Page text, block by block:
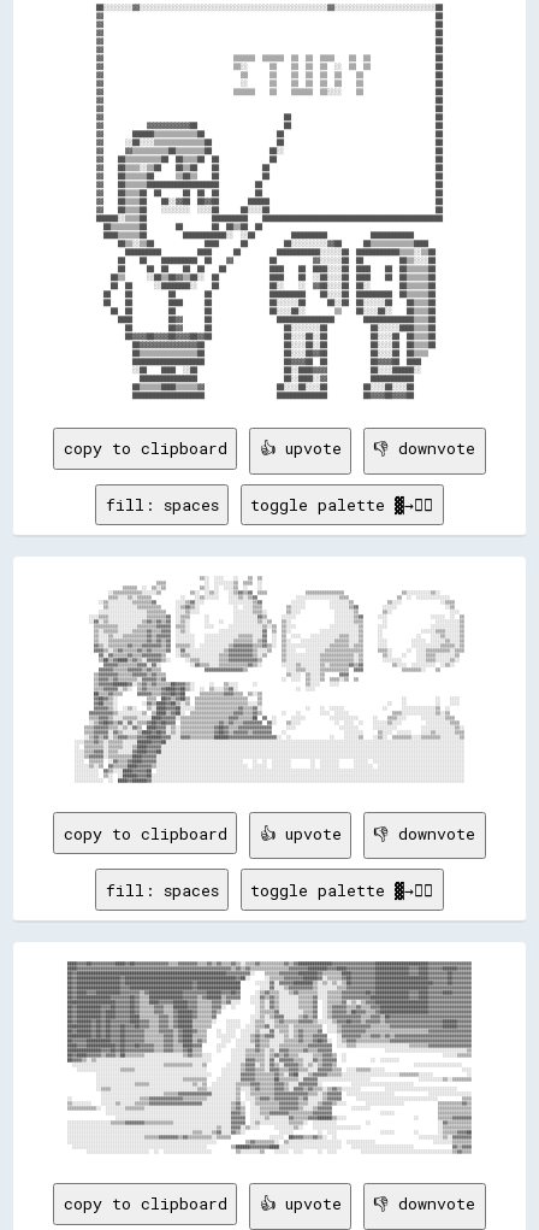
██░░░░░░░░▓▓░░░░░░░░░░░░░░░░░░░░░░░░░░░░░░░░░░░░░░░░░░░░░░░░░░░░▓▓░░░░░░░░░░░░░░░░░░░░░░░░░░░░██
▓▓                                                                                            ██
▓▓                                                                                            ██
▓▓                                                                                            ██
▓▓                                                                                            ██
▓▓                                                                                            ██
▓▓                                    ▒▒▒▒▒▒  ▒▒▒▒▒▒  ▒▒  ▒▒  ▒▒▒▒    ▒▒  ▒▒                  ██
▓▓                                    ▒▒░░      ▒▒    ▒▒  ▒▒  ▒▒  ░░  ▒▒  ▒▒                  ██
▓▓                                      ▒▒      ▒▒    ▒▒  ▒▒  ▒▒  ▒▒    ▒▒                    ██
▓▓                                      ░░      ▒▒    ▒▒  ▒▒  ▒▒  ▒▒    ▒▒                    ██
▓▓                                    ▒▒▒▒▒▒    ▒▒    ▒▒▒▒▒▒  ▒▒░░░░    ▒▒                    ██
▓▓                                                                                            ██
▓▓                                                                                            ██
▓▓                                                  ██                                        ██
▓▓            ▓▓▓▓▓▓▓▓▓▓▓▓██                        ██                                        ██
▓▓        ██████▒▒▒▒▒▒▒▒▒▒▒▒██                    ██                                          ██
▓▓      ░░██░░░░▒▒▒▒▒▒▒▒▒▒▒▒▒▒██                  ██                                          ██
▓▓      ▓▓▒▒▒▒▒▒▒▒▒▒██▒▒▒▒▒▒▒▒██                ██░░                                          ██
▓▓    ██▒▒▒▒▒▒▒▒▒▒██  ██▒▒▒▒██  ██              ██                                            ██
▓▓    ██▒▒▒▒░░▒▒██    ██▒▒██    ██            ██                                              ██
▓▓    ██▒▒▒▒▒▒██      ▒▒██▒▒    ██            ██                                              ██
▓▓    ██▒▒▒▒▒▒████████████████████          ██                                                ██
▓▓    ██▒▒▒▒██  ██      ██  ██  ██          ██                                                ██
▓▓    ██▒▒▒▒██    ██░░▓▓██  ██▓▓██        ██████                                              ██
▓▓    ██▒▒▒▒██    ░░░░░░░░  ░░░░██      ██░░░░██                                              ██
██████░░▒▒▒▒██                  ██████████    ██████████████████████████████████████████████████
  ██▒▒▒▒▒▒▒▒██        ██        ██  ██▒▒██  ██
  ████▒▒▒▒▒▒██          ████████████░░  ░░██          ██████████            ████████████
      ██▒▒░░▒▒██              ████      ██          ██░░░░░░░░░░▓▓██      ██▒▒▒▒▒▒▒▒▒▒▒▒████
        ██████████          ████      ██          ████████████░░░░░░██  ████████████▒▒▒▒░░▒▒██
      ██    ██    ██████████  ██    ▓▓          ██          ▓▓░░░░░░██  ██          ██▒▒░░░░██
      ██      ██  ██    ██  ██    ██            ████    ██  ████░░░░██  ████    ██  ██▒▒▒▒▒▒██
    ██▒▒      ░░██▒▒██▓▓▒▒██░░  ██              ████    ██  ░░██░░░░██  ████    ██  ██▒▒▒▒▒▒██
    ██  ██      ░░████████░░    ██              ██░░    ░░  ▓▓██░░░░██  ██░░        ██▒▒▒▒▒▒██
  ██    ██          ██        ██                ██████████    ██░░░░██  ██████████  ██▒▒▒▒▒▒██
  ██    ██          ████      ██                ██░░░░░░██      ██░░██  ██░░░░░░██    ██▒▒▒▒██
    ██  ██          ██        ██                ██░░░░██░░        ▒▒    ██░░░░██░░    ██▒▒▒▒██
      ████          ██▓▓      ██                  ████████████████        ██████████████▒▒▒▒██
        ██          ██▓▓      ██                    ██░░░░░░░░██            ██░░░░░░████▒▒▒▒██
        ██▓▓▓▓██▓▓▓▓██▓▓▓▓██▓▓██                    ██░░░░██░░██            ██░░░░██  ██▒▒▒▒██
          ██▓▓▓▓▓▓▓▓▓▓▓▓▓▓▓▓██                      ██░░░░██░░██            ██░░░░██  ██▒▒▒▒██
          ██▒▒▒▒▒▒▒▒▒▒▒▒▒▒▒▒██                      ██░░░░██▓▓██            ██░░░░██  ██▒▒▒▒
          ████████████████████                      ██▓▓▓▓██  ██            ██▓▓▓▓██  ████
          ░░██    ████  ░░██                        ██░░████▓▓▓▓            ██░░░░██████░░
            ████████████████                        ██░░████░░▓▓            ████████████
          ██▒▒▒▒▒▒████▒▒▒▒▒▒▓▓                    ██░░░░██░░░░██          ██░░░░██░░░░██
copy to clipboard 👍 upvote 👎 downvote
fill: spaces toggle palette ▓→✊🏽
copy to clipboard 👍 upvote 👎 downvote
fill: spaces toggle palette ▓→✊🏽
████▓▓▓▓██▓▓▓▓▓▓▓▓▓▓████▓▓██▓▓▓▓▓▓▓▓▓▓▓▓▓▓▒▒▒▒▓▓▓▓▓▓▓▓▒▒▒▒▓▓▒▒▓▓▒▒▒▒▓▓▒▒░░▒▒▒▒▓▓▒▒▒▒▒▒▒▒▒▒▓▓▒▒▓▓██████████████▓▓▓▓▓▓▓▓▓▓▓▓▓▓▓▓▓▓██████████████████████▓▓▓▓▓▓▓▓▓▓▓▓▓▓▓▓▓▓
████▓▓▓▓▓▓▓▓▓▓▓▓▓▓▓▓▓▓▓▓▓▓▓▓▓▓▓▓▓▓▓▓▓▓▓▓▓▓▓▓▓▓▓▓▓▓▓▓▓▓▓▓▓▓▓▓▓▓▓▓▓▓▓▓▒▒▓▓▒▒▓▓▒▒▒▒▒▒▒▒▒▒▒▒▒▒▒▒▓▓▓▓▓▓▓▓████████▓▓▓▓████▓▓▓▓▓▓▓▓▓▓▓▓██████████████▓▓▓▓████▓▓▓▓▓▓██████▓▓▓▓▓▓
██▓▓██████████████████████████████████████████████████████████████▓▓▓▓▓▓▓▓▓▓░░    ▒▒▒▒▒▒▓▓▓▓▓▓▓▓████████▓▓▒▒▒▒▒▒▒▒████▓▓▓▓▓▓▓▓▓▓██████████████▓▓▓▓████▓▓▓▓▓▓▓▓██▓▓▓▓▓▓▓▓
██▓▓██████████████████▓▓██████████████████████████████████████████████▓▓██░░      ░░▒▒▒▒▒▒▓▓▓▓▓▓▓▓██████▓▓░░▒▒▒▒▒▒▓▓██▓▓▓▓▓▓▓▓▓▓██████████████████████▓▓▓▓▓▓▓▓██▓▓▓▓▓▓▓▓
██▓▓██████████████████▓▓████████████████████████████▓▓██████████████████      ░░░░░░▓▓░░▓▓▓▓▓▓████████▒▒░░▒▒░░▒▒░░▒▒██▓▓▓▓▓▓▓▓▓▓████████████████████████▓▓▓▓▓▓██▓▓▓▓▓▓▓▓
██▓▓██████████████████▓▓▓▓██████████████████████████▓▓██████████████████        ░░░░▓▓░░░░▒▒▓▓▓▓▓▓▓▓▓▓▒▒░░░░░░░░▒▒▒▒▓▓▓▓▓▓▓▓▓▓▓▓██████████████████████▓▓▓▓▓▓▓▓▓▓▓▓▓▓▓▓▓▓
██▓▓████▓▓▓▓██████████▓▓▓▓▓▓▓▓▒▒▓▓██████████████▓▓▓▓▓▓▓▓▓▓██████▓▓▓▓██▓▓      ░░▒▒▓▓▒▒▒▒░░░░▒▒▓▓▒▒▒▒▒▒▒▒░░░░▒▒▒▒▒▒▓▓▓▓▓▓▓▓▓▓██▓▓██████████████▓▓▓▓████▓▓▓▓▓▓████▓▓▓▓▓▓▓▓
██▓▓██████████████▓▓▓▓▓▓▓▓██▓▓▒▒▒▒██████████████▓▓▓▓▓▓▒▒▓▓██████▒▒▓▓▓▓▓▓    ░░░░▓▓▒▒▓▓▒▒░░░░░░░░▒▒▒▒▒▒▓▓░░░░▒▒▒▒▒▒▓▓▓▓▓▓▓▓▓▓▓▓████████████████▓▓▓▓████▓▓▓▓▓▓▓▓▓▓▓▓▓▓▓▓▓▓
████████████████████▓▓▓▓▓▓██▓▓▒▒▒▒████▓▓▓▓▓▓██████▓▓▓▓▒▒▒▒▒▒▓▓▓▓▒▒▓▓░░░░    ░░░░▒▒░░▓▓▒▒░░░░░░░░▒▒▒▒▒▒▓▓  ░░▒▒▒▒▒▒▓▓░░▒▒░░▒▒▓▓▓▓██████████████████████▓▓▓▓▓▓▓▓▓▓▓▓▓▓▓▓▓▓
██▓▓██████████▓▓▓▓██▓▓▓▓▓▓██▓▓▒▒▒▒▒▒▓▓▓▓▒▒▒▒██████▓▓▓▓▒▒▒▒▒▒▓▓▓▓░░  ░░        ░░▒▒░░▓▓▒▒░░░░░░░░▒▒▒▒▒▒▓▓  ░░▒▒▓▓▓▓▓▓▒▒▒▒▓▓▒▒▒▒▓▓▓▓████████████████████▓▓▓▓▓▓▓▓▓▓▓▓▓▓▓▓▓▓
██▓▓██████████▓▓████▓▓▓▓▓▓██▓▓▒▒▒▒▒▒▓▓▓▓▒▒▒▒▓▓██████▓▓▒▒▒▒▒▒▓▓▒▒              ░░▒▒▒▒▒▒▓▓░░░░░░░░░░▒▒▒▒▓▓  ░░▒▒▓▓▓▓▓▓▒▒██▓▓▓▓▒▒▒▒▓▓████████████████████▓▓▓▓▓▓▓▓▓▓▓▓▓▓▓▓▓▓
██▓▓██████████▓▓████▓▓▓▓▓▓████▒▒▒▒▒▒▒▒▓▓▓▓▒▒▓▓██████▓▓▒▒▒▒▒▒▓▓              ░░░░▒▒░░▒▒▓▓▓▓░░░░░░▒▒▓▓▒▒▓▓  ░░▒▒▓▓▓▓▓▓▓▓▓▓▓▓▒▒▒▒▓▓▓▓▒▒██▓▓▓▓▓▓▓▓▓▓▓▓▓▓▓▓▓▓▓▓▓▓▓▓▓▓▓▓▓▓▓▓▓▓
██▓▓██████▓▓██▓▓██▓▓▓▓▓▓▓▓████▓▓▓▓▒▒▒▒▓▓▓▓▒▒▓▓██████▒▒▒▒▒▒▒▒░░    ░░░░░░    ░░▒▒▒▒░░░░▒▒▓▓▒▒▒▒▒▒▓▓▓▓▓▓▒▒░░░░░░▒▒▓▓▓▓██▓▓▓▓▒▒▓▓▓▓▓▓▒▒▓▓▓▓▓▓▓▓▓▓▓▓▓▓▓▓▓▓▓▓▓▓▓▓██████▓▓▓▓▓▓
██████████▓▓██▓▓██▓▓▓▓██▓▓▓▓██▓▓▓▓▒▒▒▒▓▓▓▓▒▒▓▓██████▒▒▒▒▒▒▒▒      ░░░░░░  ░░░░▒▒▒▒▓▓░░▒▒▒▒▒▒░░▒▒▒▒▒▒▒▒▒▒▒▒  ░░░░▒▒▓▓▓▓▓▓▓▓▓▓▓▓▒▒▒▒▒▒▒▒▓▓▓▓▓▓▓▓▓▓▓▓▓▓▓▓▓▓▓▓▓▓██████▓▓▓▓▓▓
██▓▓██████▓▓██▓▓██▓▓▓▓██▓▓▓▓▓▓▓▓▒▒▒▒▒▒▓▓▓▓▓▓▒▒▓▓████▓▓▒▒▒▒    ░░  ░░░░  ░░░░░░▒▒░░░░▓▓░░▒▒▒▒░░▒▒▓▓▒▒▒▒▒▒▓▓  ░░░░▒▒▓▓▓▓▓▓▓▓▓▓▒▒▒▒▒▒▒▒▒▒▒▒▒▒▒▒▒▒▒▒▒▒▒▒▒▒▓▓▓▓▓▓▓▓▓▓▓▓▓▓▓▓▓▓
██████████▓▓██▓▓██▓▓▓▓██▓▓▓▓▓▓▓▓▒▒▒▒▒▒▒▒▓▓▓▓▒▒▓▓████▒▒▒▒▒▒    ░░░░░░░░  ░░░░▒▒▓▓▒▒▓▓▓▓░░░░▒▒░░▒▒▓▓▒▒▒▒▓▓▓▓▓▓    ░░▓▓▓▓▓▓▓▓▒▒▒▒▓▓▓▓▒▒▓▓▒▒▓▓▓▓▓▓▓▓▓▓▓▓▓▓▓▓▓▓▓▓▓▓▓▓▓▓▓▓▓▓▓▓
██▓▓▓▓▓▓██████████▓▓▓▓██▓▓▓▓▓▓▓▓▒▒▒▒▒▒▒▒▓▓▓▓▒▒▓▓████▒▒▓▓▒▒      ░░░░  ░░░░░░▒▒▓▓▒▒▒▒░░░░░░▒▒▒▒▒▒▓▓▒▒▒▒▓▓██▓▓░░  ░░▒▒▓▓▓▓▒▒▒▒▒▒▒▒▒▒▒▒▒▒▓▓▓▓▓▓▓▓▓▓▓▓▓▓▓▓▓▓▓▓▓▓▓▓▓▓▓▓▓▓▓▓▓▓
████▓▓▓▓████████████▓▓██▓▓▓▓██▓▓▓▓▓▓▒▒▒▒▓▓▓▓▒▒▒▒████▓▓▓▓      ░░░░    ░░░░░░░░▓▓▒▒▒▒░░░░▒▒▒▒▒▒▒▒▒▒▒▒▓▓▓▓▓▓▓▓▓▓  ░░░░▒▒▒▒░░░░░░░░░░░░░░░░░░░░░░▒▒▒▒▒▒▒▒▓▓▓▓▓▓▓▓▓▓▓▓▓▓▓▓▓▓
██████████████▓▓▓▓██▓▓██▓▓▓▓▓▓▓▓▓▓▓▓▒▒▒▒▓▓▓▓▒▒▒▒▓▓██▒▒▒▒      ░░    ░░░░░░▒▒▒▒▓▓▒▒░░▒▒░░▓▓▓▓▒▒▒▒▒▒▓▓▒▒▒▒▓▓▓▓▓▓                      ░░░░░░░░░░░░░░░░░░░░░░░░░░░░░░░░░░▒▒
██▓▓████▓▓▓▓▓▓▒▒▓▓▓▓▒▒██▒▒▒▒▒▒▒▒░░░░░░░░░░░░░░░░▒▒▓▓▒▒▒▒░░░░        ░░░░░░▒▒▒▒▒▒▒▒░░▒▒▓▓▒▒▓▓▒▒▒▒░░░░░░▒▒▒▒▓▓▓▓▒▒  ░░                                        ░░░░░░▒▒▒▒▒▒
██▓▓▓▓▒▒░░▒▒░░░░░░░░░░░░░░░░░░░░░░░░░░░░░░░░░░░░░░░░░░░░░░░░        ░░░░░░▓▓▓▓▒▒▒▒░░▓▓░░▓▓▓▓▓▓▒▒▒▒░░░░▓▓▒▒▓▓▓▓▓▓  ░░          ░░  ░░░░░░░░
  ░░░░░░░░░░░░░░░░░░░░░░░░░░░░░░░░░░░░░░▒▒▒▒▒▒▒▒▒▒▒▒░░░░▒▒        ░░░░░░▒▒▓▓▓▓░░▒▒░░▓▓▒▒░░▓▓▓▓▓▓▒▒░░▒▒░░▒▒▓▓▓▓▒▒                                ░░░░░░░░░░░░░░░░░░░░
    ░░░░░░░░░░░░░░░░░░▒▒▒▒▒▒░░░░░░░░░░░░░░░░░░░░░░░░░░░░░░      ░░░░░░░░▒▒▓▓▓▓▒▒▒▒░░▓▓▓▓▒▒▒▒▓▓▓▓▒▒▒▒░░░░▓▓▓▓▓▓▒▒▒▒  ░░░░▒▒▒▒▒▒░░░░░░                                ░░░░
            ░░░░░░░░░░░░░░░░░░░░░░░░░░░░░░░░░░░░░░░░░░░░░░░░    ░░░░░░░░▓▓▓▓▓▓▒▒▒▒▒▒▒▒▓▓▒▒░░▓▓██░░░░▒▒▓▓▓▓▓▓▒▒▒▒▒▒░░░░░░░░░░░░░░░░░░░░░░░░▒▒▒▒▒▒▒▒░░░░░░              ░░
            ░░░░░░░░░░░░░░░░░░░░░░░░░░░░░░░░░░░░▒▒▒▒▒▒▒▒▒▒    ░░░░░░░░░░▓▓▓▓▓▓▒▒▒▒▒▒▒▒██▒▒▒▒▒▒▒▒░░▓▓▓▓▓▓░░░░░░░░░░░░░░░░░░░░░░                    ░░░░░░░░░░▒▒░░▒▒▒▒▒▒▒▒
            ░░░░░░░░░░░░░░░░▒▒▒▒▒▒░░░░░░░░░░░░░░░░░░▒▒░░▒▒  ░░░░░░░░░░▒▒▒▒▒▒▓▓▓▓▒▒▒▒▒▒▓▓▓▓▒▒░░░░▓▓▓▓▓▓▓▓░░            ░░░░░░░░░░░░░░░░░░░░░░░░░░
            ░░▒▒▒▒░░░░░░░░░░░░░░░░░░░░░░░░░░░░░░░░░░░░▒▒▒▒░░░░░░░░░░░░▒▒░░░░▒▒▓▓▒▒▒▒▒▒▓▓▓▓▒▒░░▓▓▓▓▒▒▓▓▒▒▒▒░░▒▒▓▓▒▒░░░░░░░░          ░░░░░░░░░░░░░░░░░░░░░░░░░░░░░░
              ░░░░░░░░░░░░░░░░░░░░░░░░░░▒▒▒▒▒▒▓▓▓▓▓▓▓▓▓▓▓▓▓▓░░░░░░░░░░▒▒  ░░▒▒▒▒▒▒▒▒▒▒▓▓▓▓▓▓▓▓▓▓▓▓▓▓▒▒▒▒░░▒▒▓▓▓▓▓▓  ░░░░░░░░░░░░░░░░░░░░              ░░░░░░░░░░░░░░░░░░
░░            ░░░░░░░░░░░░░░░░▒▒▒▒▓▓▓▓▓▓▓▓▓▓▓▓▓▓▒▒▒▒▒▒▒▒▒▒░░░░░░░░░░░░▒▒  ░░░░▒▒▓▓▓▓▒▒▓▓▓▓▓▓▓▓▓▓▒▒▓▓░░░░░░▒▒▓▓▓▓▓▓      ░░░░░░░░░░░░░░░░░░░░░░░░░░░░░░░░░░          ▒▒▒▒
▒▒░░░░░░░░    ░░░░░░▒▒░░░░░░▒▒▒▒▒▒▓▓▓▓▓▓▓▓▓▓▓▓▓▓▓▓▓▓▓▓▓▓░░░░░░░░░░░░▒▒▓▓░░  ░░▒▒▒▒▒▒▒▒▒▒▓▓▓▓▓▓▓▓▒▒▒▒░░░░▒▒▓▓▓▓▒▒░░░░        ░░░░░░░░░░░░░░░░              ▒▒▒▒▒▒▒▒▒▒▓▓▒▒
▒▒▒▒▒▒▒▒▒▒▒▒░░  ░░░░░░░░▒▒▒▒▒▒▒▒░░░░░░░░░░░░░░░░░░░░░░░░░░░░░░░░░░░░▒▒▓▓▒▒  ░░░░▒▒▒▒▒▒▒▒▓▓▓▓▓▓▓▓▒▒░░░░▒▒▓▓▓▓▓▓        ░░░░░░░░                            ▒▒▒▒▒▒▒▒▒▒▒▒▒▒
                ░░░░░░░░░░░░░░░░░░░░░░░░░░░░░░░░░░░░░░░░░░░░░░░░░░░░▓▓▓▓▒▒  ░░░░▒▒▒▒▓▓▓▓▓▓▓▓▒▒▒▒▒▒▒▒▒▒▓▓▓▓▓▓▓▓                    ░░░░░░                  ▒▒▒▒▒▒▒▒▒▒▒▒▒▒
                    ░░░░░░░░░░░░░░░░░░░░░░░░░░░░░░░░░░░░░░░░░░░░░░░░▓▓▓▓▓▓  ░░░░░░▒▒░░░░░░░░▓▓▒▒▒▒▒▒▓▓▓▓██████▒▒░░░░                            ░░        ▒▒▒▒▒▒▓▓▓▓▓▓▓▓
░░░░░░░░░░░░░░░░░░▒▒▒▒▒▒▓▓▓▓▓▓▓▓▒▒▒▒▒▒▒▒▒▒▒▒░░░░░░░░░░░░░░░░░░░░░░░░▓▓▓▓▓▓  ░░▒▒░░░░░░░░░░░░▒▒▒▒▒▒░░  ░░░░░░░░░░            ░░                            ░░▓▓▒▒▒▒▒▒▒▒▒▒
░░░░░░░░░░░░░░░░░░░░░░░░░░░░░░░░░░░░░░░░░░░░░░░░░░░░░░░░░░░░░░▒▒░░░░▓▓▓▓░░▒▒░░░░      ░░░░░░░░▒▒░░    ░░░░░░░░░░░░░░░░░░░░                                ░░▒▒▒▒▒▒▒▒▒▒▒▒
░░░░░░░░░░░░░░░░░░░░░░░░░░░░░░░░░░░░░░░░░░░░░░░░░░░░▒▒▒▒░░░░▒▒▓▓░░░░▓▓▒▒░░              ░░░░░░          ░░  ░░░░                  ░░░░░░        ░░        ░░▒▒▒▒▒▒▓▓▓▓██
░░░░░░░░░░░░░░░░░░░░░░░░░░░░░░░░▒▒▒▒▒▒▓▓▓▓▓▓▓▓▒▒▓▓▒▒▒▒▒▒▒▒▒▒░░▒▒▒▒▒▒                ░░░░░░  ██▓▓▓▓▒▒▒▒▓▓▒▒░░  ░░                                  ░░░░░░░░░░▒▒░░▓▓▓▓▓▓▓▓
░░░░░░░░░░░░░░░░░░░░░░░░░░░░░░░░░░░░░░░░░░░░░░░░░░░░░░░░░░░░░░            ▒▒▓▓▒▒▒▒▒▒▒▒░░  ▒▒░░░░░░░░░░░░░░░░░░░░░░  ░░░░░░░░░░░░                        ░░░░░░░░▒▒▒▒▒▒▒▒
  ░░░░░░░░░░░░░░░░░░░░░░░░░░░░░░░░░░░░░░░░░░░░░░░░░░░░░░░░          ▒▒██████▓▓▓▓▓▓▓▓████░░░░░░░░░░░░░░░░░░░░░░░░░░    ░░░░░░░░░░░░░░░░░░░░░░░░░░                ▓▓▒▒▓▓▓▓
copy to clipboard 👍 upvote 👎 downvote